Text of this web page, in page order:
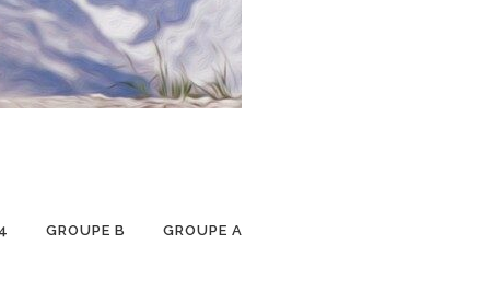
GROUPE B GROUPE A